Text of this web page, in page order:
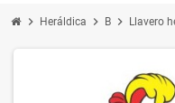
chevron_right Heráldica chevron_right B chevron_right Llavero